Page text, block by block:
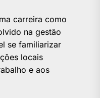
carreira como
na gestão
se familiarizar
locais
e aos